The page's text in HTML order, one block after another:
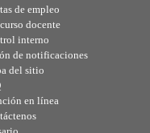
de empleo
docente
interno
de notificaciones
del sitio
en línea